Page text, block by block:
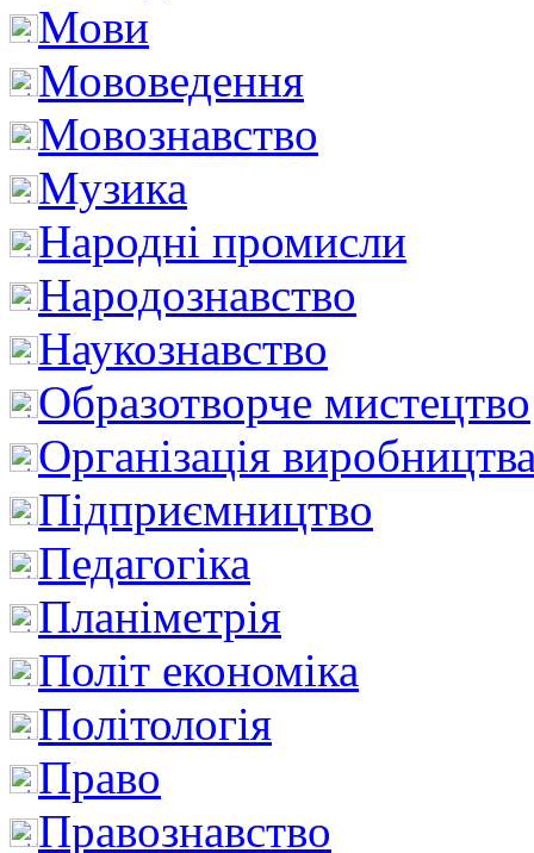
Мови
Мововедення
Мовознавство
Музика
Народні промисли
Народознавство
Наукознавство
Образотворче мистецтво
Організація
Підприємництво
Педагогіка
Планіметрія
Політ економіка
Політологія
Право
Правознавство